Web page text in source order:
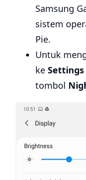
Samsung
sistem
Pie.
Untuk
ke Settings
tombol